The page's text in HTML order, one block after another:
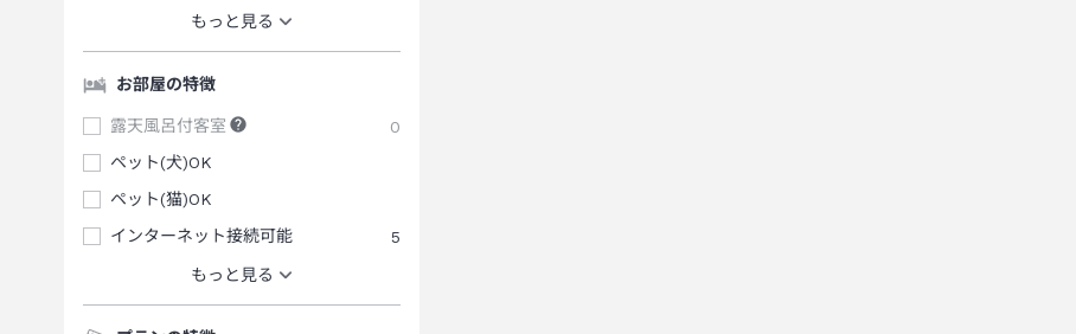
もっと見る
お部屋の特徴
露天風呂付客室
0
ペット(犬)OK
ペット(猫)OK
インターネット接続可能
5
もっと見る